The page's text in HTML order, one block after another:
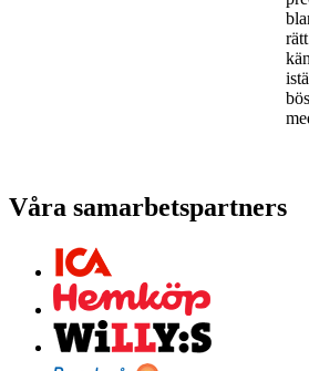
Våra samarbetspartners